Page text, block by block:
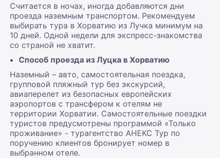
Считается в ночах, иногда добавляются дни
проезда наземным транспортом. Рекомендуем
выбирать тура в Хорватию из Лучка минимум на
10 дней. Одной недели для экспресс-знакомства
со страной не хватит.
Способ проезда из Луцка в Хорватию
Наземный – авто, самостоятельная поездка,
групповой пляжный тур без экскурсий,
авиаперелет из безопасных европейских
аэропортов с трансфером к отелям не
территории Хорватии. Самостоятельные поездки
туристов предусмотрены программой «Только
проживание» - турагентство АНЕКС Тур по
поручению клиентов бронирует номер в
выбранном отеле.